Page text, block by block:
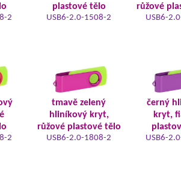
2
plastové tělo
USB6-2.0-1508-2
růžové
USB6-
2
tmavě zelený
hliníkový kryt,
růžové plastové tělo
USB6-2.0-1808-2
černý
kryt,
USB6-